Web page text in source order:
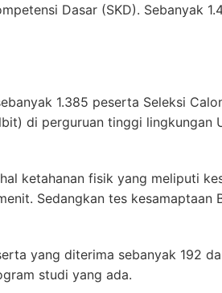
Dasar (SKD). Sebanyak
1.385 peserta Seleksi
di perguruan tinggi lingkungan
ketahanan fisik yang meliputi
Sedangkan tes kesamaptaan
yang diterima sebanyak 192
studi yang ada.